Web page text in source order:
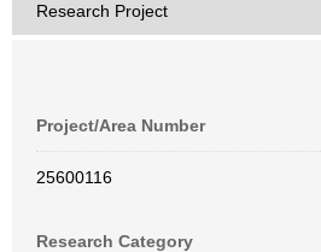
Research Project
Project/Area Number
25600116
Research Category